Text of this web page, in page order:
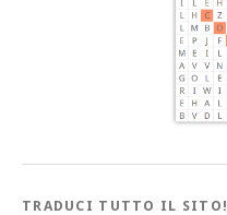
TRADUCI TUTTO IL SITO!